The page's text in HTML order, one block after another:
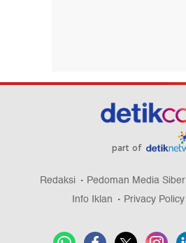
part of
Redaksi Pedoman Media Siber
Info Iklan
Privacy Policy